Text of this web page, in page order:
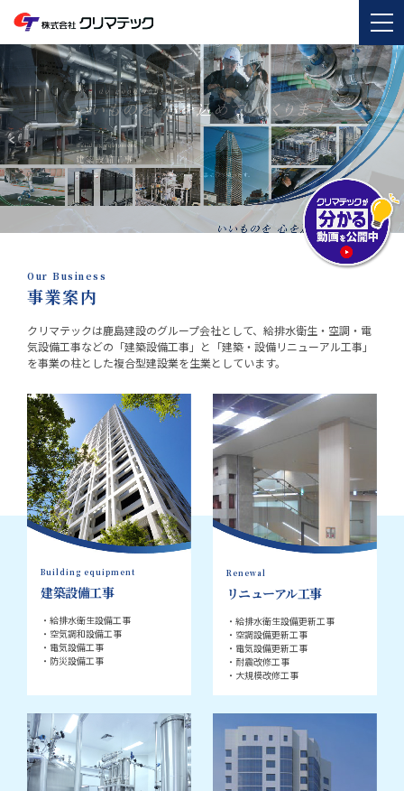
Our Business
事業案内
クリマテックは鹿島建設のグループ会社として、 給排水衛生・空調・電
気設備工事などの「建築設備工事」と 「建築・設備リニューアル工事」
を事業の柱とした複合型建設業を生業としています。
Building equipment
建築設備工事
・給排水衛生設備工事
・空気調和設備工事
・電気設備工事
・防災設備工事
Renewal
リニューアル工事
・給排水衛生設備更新工事
・空調設備更新工事
・電気設備更新工事
・耐震改修工事
・大規模改修工事